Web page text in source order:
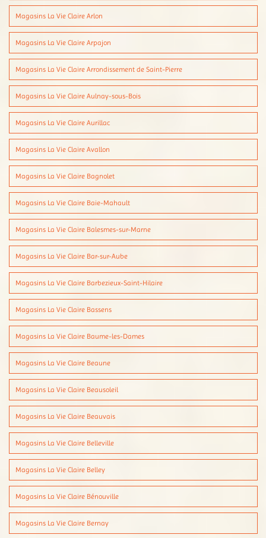
Magasins La Vie Claire Arlon
Magasins La Vie Claire Arpajon
Magasins La Vie Claire Arrondissement de Saint-Pierre
Magasins La Vie Claire Aulnay-sous-Bois
Magasins La Vie Claire Aurillac
Magasins La Vie Claire Avallon
Magasins La Vie Claire Bagnolet
Magasins La Vie Claire Baie-Mahault
Magasins La Vie Claire Balesmes-sur-Marne
Magasins La Vie Claire Bar-sur-Aube
Magasins La Vie Claire Barbezieux-Saint-Hilaire
Magasins La Vie Claire Bassens
Magasins La Vie Claire Baume-les-Dames
Magasins La Vie Claire Beaune
Magasins La Vie Claire Beausoleil
Magasins La Vie Claire Beauvais
Magasins La Vie Claire Belleville
Magasins La Vie Claire Belley
Magasins La Vie Claire Bénouville
Magasins La Vie Claire Bernay